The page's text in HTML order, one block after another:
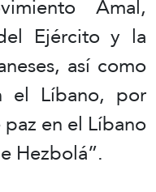
Ejército y la
así como
el Líbano, por
en el Líbano
Hezbolá”.